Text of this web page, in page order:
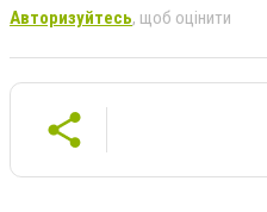
Авторизуйтесь, щоб оцінити